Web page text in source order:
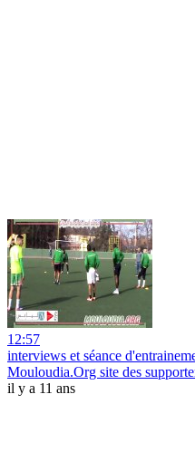
12:57
interviews et séance
Mouloudia.Org site des
il y a 11 ans